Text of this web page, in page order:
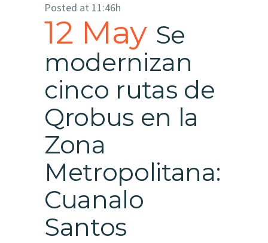
12 May Se
modernizan
cinco rutas de
Qrobus en la
Zona
Metropolitana:
Cuanalo
Santos
Posted at 11:46h